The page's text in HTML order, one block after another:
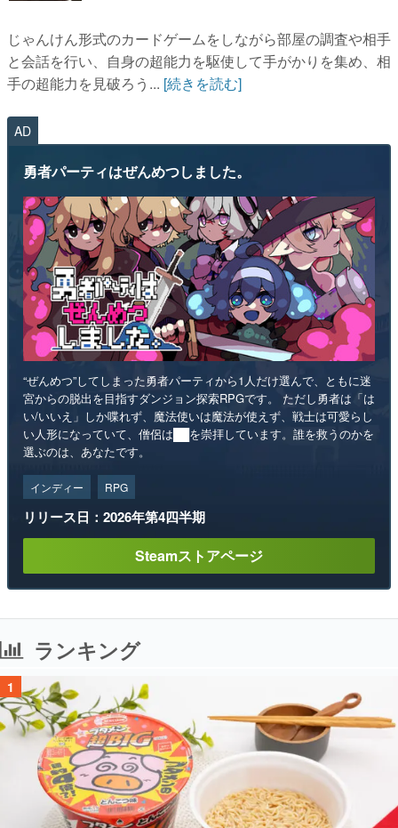
じゃんけん形式のカードゲームをしながら部屋の調査や相手
と会話を行い、自身の超能力を駆使して手がかりを集め、相
手の超能力を見破ろう... [続きを読む]
AD
勇者パーティはぜんめつしました。
“ぜんめつ”してしまった勇者パーティから1人だけ選んで、ともに迷
宮からの脱出を目指すダンジョン探索RPGです。 ただし勇者は「は
い/いいえ」しか喋れず、魔法使いは魔法が使えず、戦士は可愛らし
い人形になっていて、僧侶は██を崇拝しています。誰を救うのかを
選ぶのは、あなたです。
インディー RPG
リリース日：2026年第4四半期
Steamストアページ
ランキング
1